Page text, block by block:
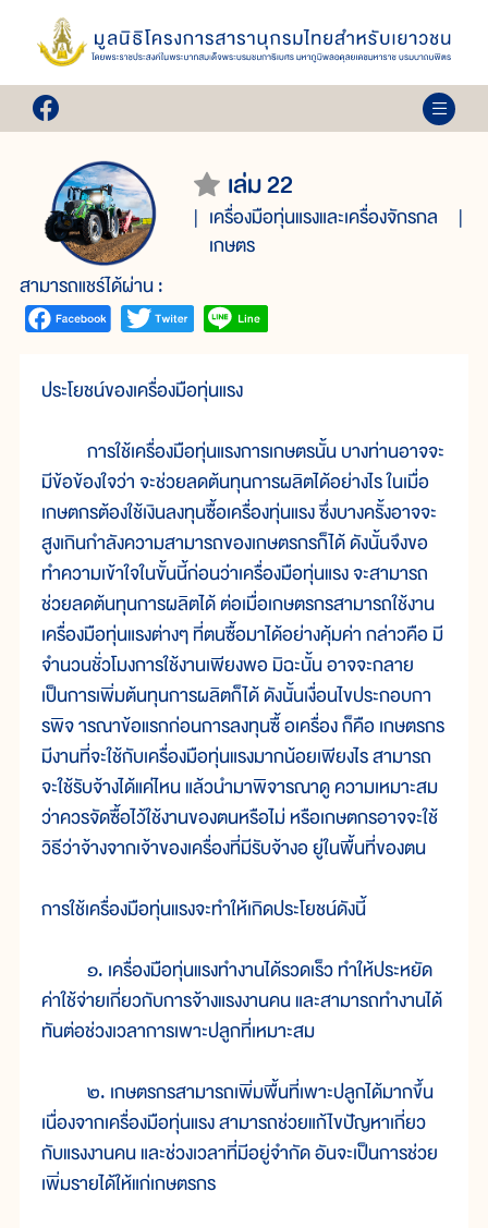
เล่ม 22
เครื่องมือทุ่นแรงและเครื่องจักรกล
เกษตร
สามารถแชร์ได้ผ่าน :
ประโยชน์ของเครื่องมือทุ่นแรง
การใช้เครื่องมือทุ่นแรงการเกษตรนั้น บางท่านอาจจะ
มีข้อข้องใจว่า จะช่วยลดต้นทุนการผลิตได้อย่างไร ในเมื่อ
เกษตกรต้องใช้เงินลงทุนซื้อเครื่องทุ่นแรง ซึ่งบางครั้งอาจจะ
สูงเกินกำลังความสามารถของเกษตรกรก็ได้ ดังนั้นจึงขอ
ทำความเข้าใจในขั้นนี้ก่อนว่าเครื่องมือทุ่นแรง จะสามารถ
ช่วยลดต้นทุนการผลิตได้ ต่อเมื่อเกษตรกรสามารถใช้งาน
เครื่องมือทุ่นแรงต่างๆ ที่ตนซื้อมาได้อย่างคุ้มค่า กล่าวคือ มี
จำนวนชั่วโมงการใช้งานเพียงพอ มิฉะนั้น อาจจะกลาย
เป็นการเพิ่มต้นทุนการผลิตก็ได้ ดังนั้นเงื่อนไขประกอบกา
รพิจ ารณาข้อแรกก่อนการลงทุนซื้ อเครื่อง ก็คือ เกษตรกร
มีงานที่จะใช้กับเครื่องมือทุ่นแรงมากน้อยเพียงไร สามารถ
จะใช้รับจ้างได้แค่ไหน แล้วนำมาพิจารณาดู ความเหมาะสม
ว่าควรจัดซื้อไว้ใช้งานของตนหรือไม่ หรือเกษตกรอาจจะใช้
วิธีว่าจ้างจากเจ้าของเครื่องที่มีรับจ้างอ ยู่ในพื้นที่ของตน
การใช้เครื่องมือทุ่นแรงจะทำให้เกิดประโยชน์ดังนี้
๑. เครื่องมือทุ่นแรงทำงานได้รวดเร็ว ทำให้ประหยัด
ค่าใช้จ่ายเกี่ยวกับการจ้างแรงงานคน และสามารถทำงานได้
ทันต่อช่วงเวลาการเพาะปลูกที่เหมาะสม
๒. เกษตรกรสามารถเพิ่มพื้นที่เพาะปลูกได้มากขึ้น
เนื่องจากเครื่องมือทุ่นแรง สามารถช่วยแก้ไขปัญหาเกี่ยว
กับแรงงานคน และช่วงเวลาที่มีอยู่จำกัด อันจะเป็นการช่วย
เพิ่มรายได้ให้แก่เกษตรกร